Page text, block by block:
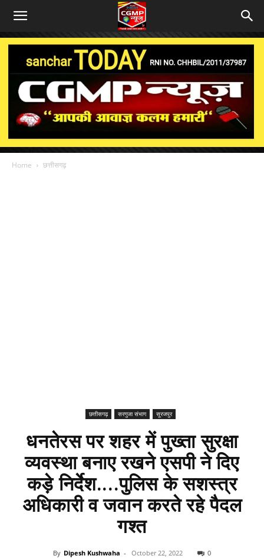
Home छत्तीसगढ़
छत्तीसगढ़ सरगुजा संभाग सूरजपुर
धनतेरस पर शहर में पुख्ता सुरक्षा
व्यवस्था बनाए रखने एसपी ने दिए
कड़े निर्देश....पुलिस के सशस्त्र
अधिकारी व जवान करते रहे पैदल
गश्त
By Dipesh Kushwaha - October 22, 2022 0